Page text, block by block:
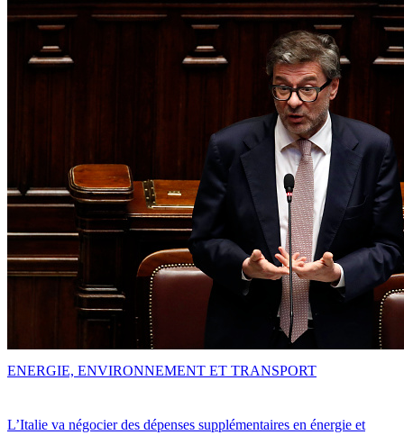
L’Italie va négocier des dépenses supplémentaires en énergie et
ENERGIE, ENVIRONNEMENT ET TRANSPORT